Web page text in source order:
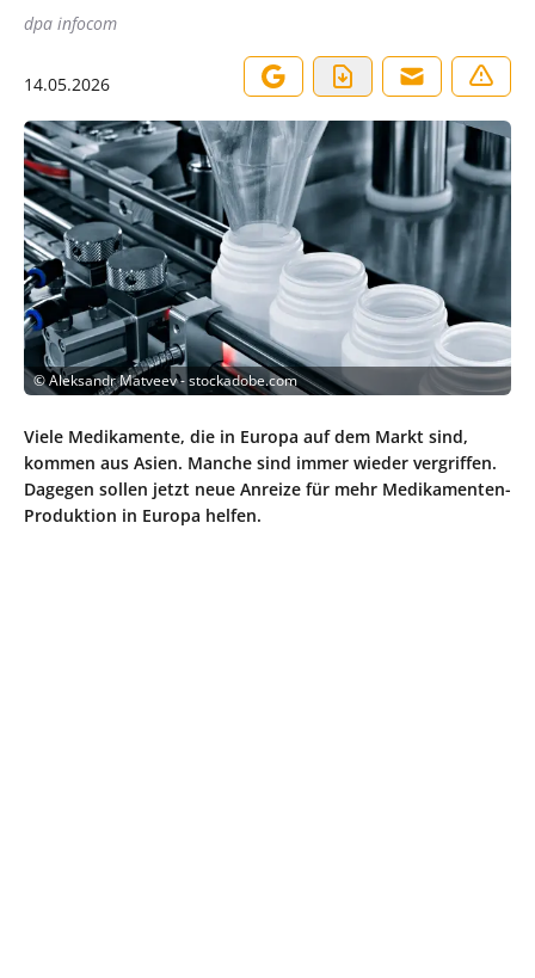
dpa infocom
14.05.2026
©Aleksandr Matveev - stockadobe.com
Viele Medikamente, die in Europa auf dem Markt sind,
kommen aus Asien. Manche sind immer wieder vergriffen.
Dagegen sollen jetzt neue Anreize für mehr Medikamenten-
Produktion in Europa helfen.